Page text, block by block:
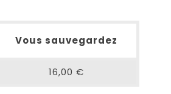
Vous sauvegardez
16,00 €